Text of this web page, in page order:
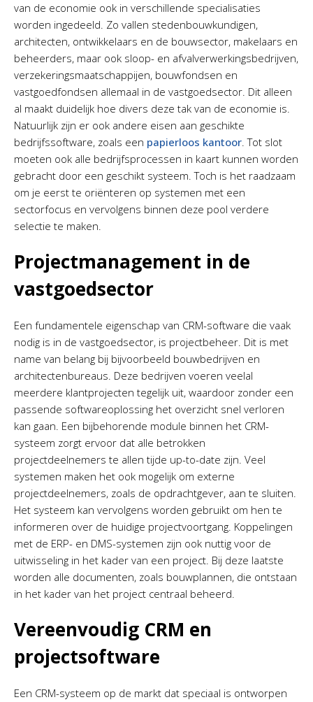
van de economie ook in verschillende specialisaties
worden ingedeeld. Zo vallen stedenbouwkundigen,
architecten, ontwikkelaars en de bouwsector, makelaars en
beheerders, maar ook sloop- en afvalverwerkingsbedrijven,
verzekeringsmaatschappijen, bouwfondsen en
vastgoedfondsen allemaal in de vastgoedsector. Dit alleen
al maakt duidelijk hoe divers deze tak van de economie is.
Natuurlijk zijn er ook andere eisen aan geschikte
bedrijfssoftware, zoals een papierloos kantoor. Tot slot
moeten ook alle bedrijfsprocessen in kaart kunnen worden
gebracht door een geschikt systeem. Toch is het raadzaam
om je eerst te oriënteren op systemen met een
sectorfocus en vervolgens binnen deze pool verdere
selectie te maken.
Projectmanagement in de
vastgoedsector
Een fundamentele eigenschap van CRM-software die vaak
nodig is in de vastgoedsector, is projectbeheer. Dit is met
name van belang bij bijvoorbeeld bouwbedrijven en
architectenbureaus. Deze bedrijven voeren veelal
meerdere klantprojecten tegelijk uit, waardoor zonder een
passende softwareoplossing het overzicht snel verloren
kan gaan. Een bijbehorende module binnen het CRM-
systeem zorgt ervoor dat alle betrokken
projectdeelnemers te allen tijde up-to-date zijn. Veel
systemen maken het ook mogelijk om externe
projectdeelnemers, zoals de opdrachtgever, aan te sluiten.
Het systeem kan vervolgens worden gebruikt om hen te
informeren over de huidige projectvoortgang. Koppelingen
met de ERP- en DMS-systemen zijn ook nuttig voor de
uitwisseling in het kader van een project. Bij deze laatste
worden alle documenten, zoals bouwplannen, die ontstaan
​​in het kader van het project centraal beheerd.
Vereenvoudig CRM en
projectsoftware
Een CRM-systeem op de markt dat speciaal is ontworpen